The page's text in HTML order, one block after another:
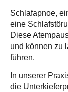
Schlafapnoe,
eine
Diese
und können zu
führen.
In unserer
die